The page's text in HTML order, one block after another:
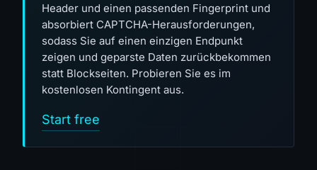
Header und einen passenden Fingerprint und
absorbiert CAPTCHA-Herausforderungen,
sodass Sie auf einen einzigen Endpunkt
zeigen und geparste Daten zurückbekommen
statt Blockseiten. Probieren Sie es im
kostenlosen Kontingent aus.
Start free